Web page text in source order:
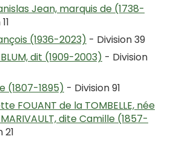
Jean, marquis de (1738-
(1936-2023) - Division 39
BLUM, dit (1909-2003) - Division
(1807-1895) - Division 91
FOUANT de la TOMBELLE, née
dite Camille (1857-
21